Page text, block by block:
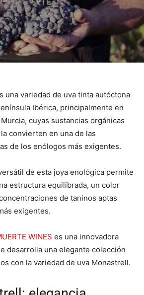
una variedad de uva tinta autóctona
Ibérica, principalmente en
cuyas sustancias orgánicas
convierten en una de las
de los enólogos más exigentes.
de esta joya enológica permite
estructura equilibrada, un color
de taninos aptas
exigentes.
WINES es una innovadora
desarrolla una elegante colección
con la variedad de uva Monastrell.